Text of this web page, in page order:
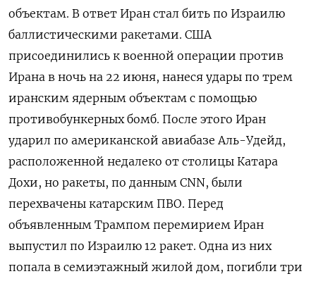
объектам. В ответ Иран стал бить по Израилю
баллистическими ракетами. США
присоединились к военной операции против
Ирана в ночь на 22 июня, нанеся удары по трем
иранским ядерным объектам с помощью
противобункерных бомб. После этого Иран
ударил по американской авиабазе Аль-Удейд,
расположенной недалеко от столицы Катара
Дохи, но ракеты, по данным CNN, были
перехвачены катарским ПВО. Перед
объявленным Трампом перемирием Иран
выпустил по Израилю 12 ракет. Одна из них
попала в семиэтажный жилой дом, погибли три